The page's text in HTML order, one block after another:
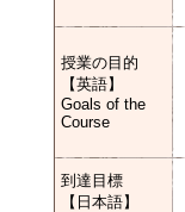
授業の目的
【英語】
Goals of the
Course
到達目標
【日本語】